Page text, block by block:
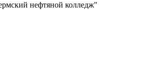
нефтяной колледж"